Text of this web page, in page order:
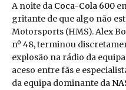
A noite da Coca-Cola 600
gritante de que algo não
Motorsports (HMS). Alex
nº 48, terminou
explosão na rádio da
aceso entre fãs e
da equipa dominante da